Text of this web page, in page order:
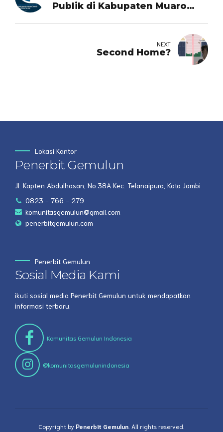
Publik di Kabupaten Muaro
NEXT
Second Home?
Lokasi Kantor
Penerbit Gemulun
Jl. Kapten Abdulhasan, No.38A Kec. Telanaipura, Kota Jambi
0823 - 766 - 279
komunitasgemulun@gmail.com
penerbitgemulun.com
Penerbit Gemulun
Sosial Media Kami
ikuti sosial media Penerbit Gemulun untuk mendapatkan
informasi terbaru.
Komunitas Gemulun Indonesia
@komunitasgemulunindonesia
Copyright byPenerbit Gemulun . All rights reserved.